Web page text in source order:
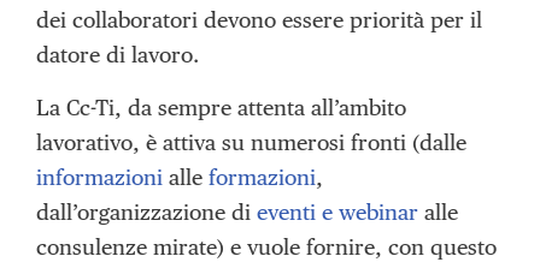
dei collaboratori devono essere priorità per il
datore di lavoro.
La Cc-Ti, da sempre attenta all’ambito
lavorativo, è attiva su numerosi fronti (dalle
informazioni alle formazioni,
dall’organizzazione di eventi e webinar alle
consulenze mirate) e vuole fornire, con questo